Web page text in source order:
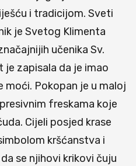
i tradicijom. Sveti
je Svetog Klimenta
učenika Sv.
je zapisala da je imao
Pokopan je u maloj
freskama koje
Cijeli posjed krase
kršćanstva i
se njihovi krikovi čuju